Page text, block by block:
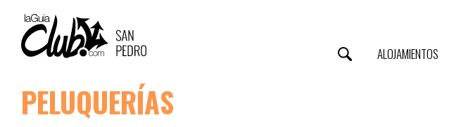
contenido
MAIN
NAVIGATION ALOJAMIENTOS
PELUQUERÍAS